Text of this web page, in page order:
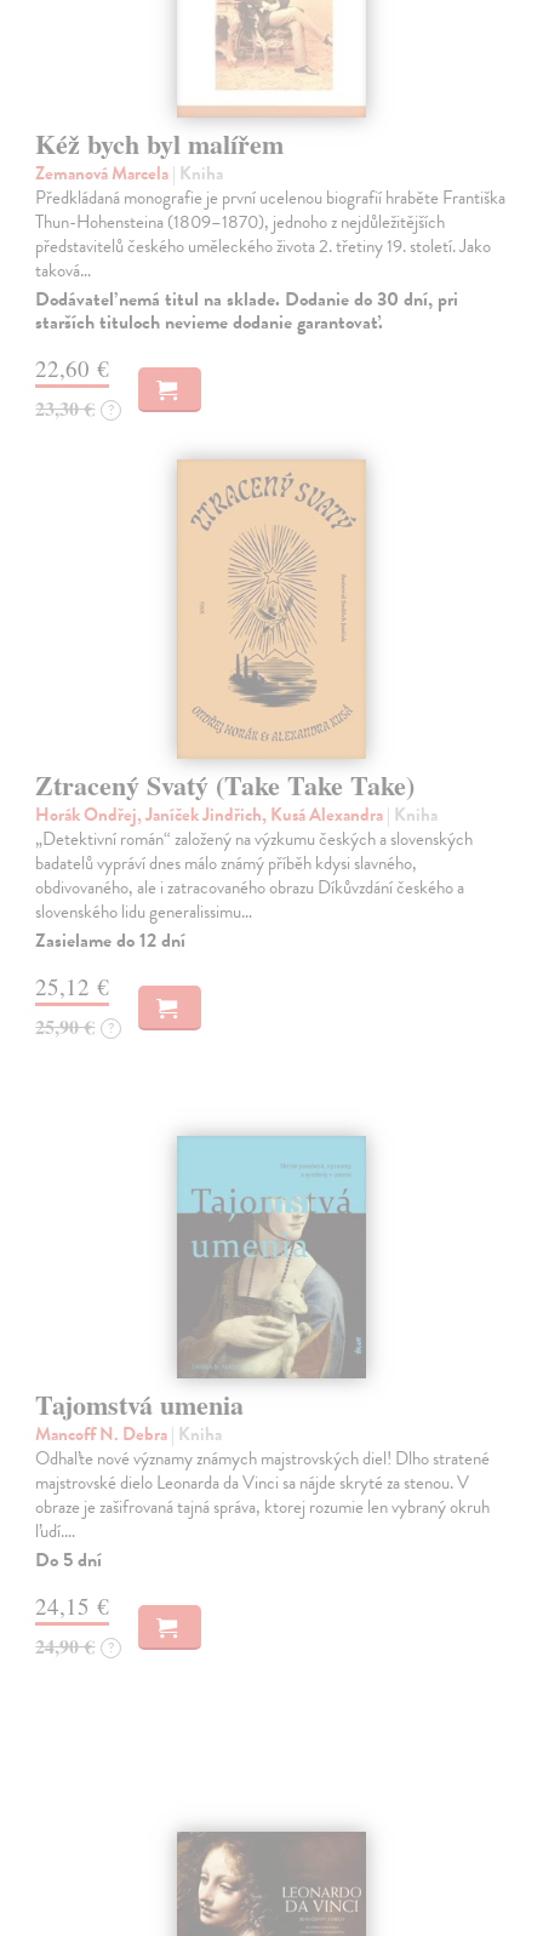
Kéž bych byl malířem
Zemanová Marcela| Kniha
Předkládaná monografie je první ucelenou biografií hraběte Františka
Thun-Hohensteina (1809–1870), jednoho z nejdůležitějších
představitelů českého uměleckého života 2. třetiny 19. století. Jako
taková…
Dodávateľ nemá titul na sklade. Dodanie do 30 dní, pri
starších tituloch nevieme dodanie garantovať.
22,60 €
23,30 € ?
Ztracený Svatý (Take Take Take)
Horák Ondřej, Janíček Jindřich, Kusá Alexandra| Kniha
„Detektivní román“ založený na výzkumu českých a slovenských
badatelů vypráví dnes málo známý příběh kdysi slavného,
obdivovaného, ale i zatracovaného obrazu Díkůvzdání českého a
slovenského lidu generalissimu…
Zasielame do 12 dní
25,12 €
25,90 € ?
Tajomstvá umenia
Mancoff N. Debra| Kniha
Odhaľte nové významy známych majstrovských diel! Dlho stratené
majstrovské dielo Leonarda da Vinci sa nájde skryté za stenou. V
obraze je zašifrovaná tajná správa, ktorej rozumie len vybraný okruh
ľudí.…
Do 5 dní
24,15 €
24,90 € ?